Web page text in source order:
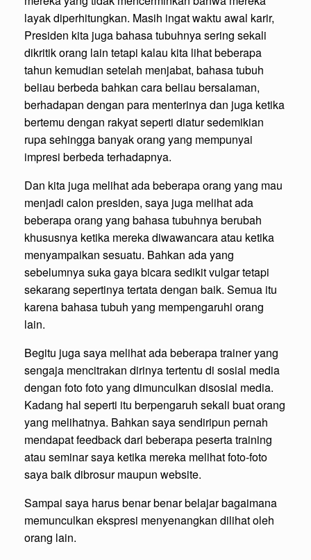
layak diperhitungkan. Masih ingat waktu awal karir,
Presiden kita juga bahasa tubuhnya sering sekali
dikritik orang lain tetapi kalau kita lihat beberapa
tahun kemudian setelah menjabat, bahasa tubuh
beliau berbeda bahkan cara beliau bersalaman,
berhadapan dengan para menterinya dan juga ketika
bertemu dengan rakyat seperti diatur sedemikian
rupa sehingga banyak orang yang mempunyai
impresi berbeda terhadapnya.
Dan kita juga melihat ada beberapa orang yang mau
menjadi calon presiden, saya juga melihat ada
beberapa orang yang bahasa tubuhnya berubah
khususnya ketika mereka diwawancara atau ketika
menyampaikan sesuatu. Bahkan ada yang
sebelumnya suka gaya bicara sedikit vulgar tetapi
sekarang sepertinya tertata dengan baik. Semua itu
karena bahasa tubuh yang mempengaruhi orang
lain.
Begitu juga saya melihat ada beberapa trainer yang
sengaja mencitrakan dirinya tertentu di sosial media
dengan foto foto yang dimunculkan disosial media.
Kadang hal seperti itu berpengaruh sekali buat orang
yang melihatnya. Bahkan saya sendiripun pernah
mendapat feedback dari beberapa peserta training
atau seminar saya ketika mereka melihat foto-foto
saya baik dibrosur maupun website.
Sampai saya harus benar benar belajar bagaimana
memunculkan ekspresi menyenangkan dilihat oleh
orang lain.